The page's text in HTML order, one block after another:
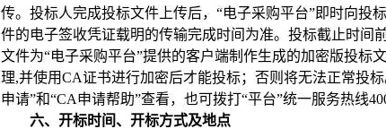
传。投标人完成投标文件上传后，“电子采购平台”即时向投
件的电子签收凭证载明的传输完成时间为准。投标截止时间
文件为“电子采购平台”提供的客户端制作生成的加密版投标
理,并使用CA证书进行加密后才能投标；否则将无法正常投
申请”和“CA申请帮助”查看，也可拨打“平台”统一服务热线
六、开标时间、开标方式及地点